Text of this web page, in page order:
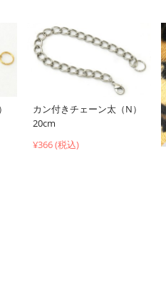
カン付きチェーン太（N）
20cm
¥366 (税込)